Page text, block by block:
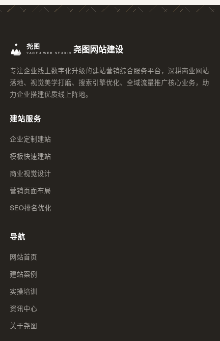
尧图网站建设
专注企业线上数字化升级的建站营销综合服务平台，深耕商业网站
落地、视觉美学打磨、搜索引擎优化、全域流量推广核心业务，助
力企业搭建优质线上阵地。
建站服务
企业定制建站
模板快速建站
商业视觉设计
营销页面布局
SEO排名优化
导航
网站首页
建站案例
实操培训
资讯中心
关于尧图